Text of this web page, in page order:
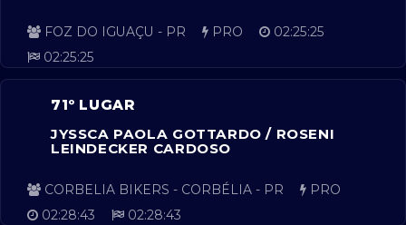
FOZ DO IGUAÇU - PR PRO
02:25:25
02:25:25
71º LUGAR
JYSSCA PAOLA GOTTARDO / ROSENI
LEINDECKER CARDOSO
CORBELIA BIKERS - CORBÉLIA - PR
PRO
02:28:43
02:28:43